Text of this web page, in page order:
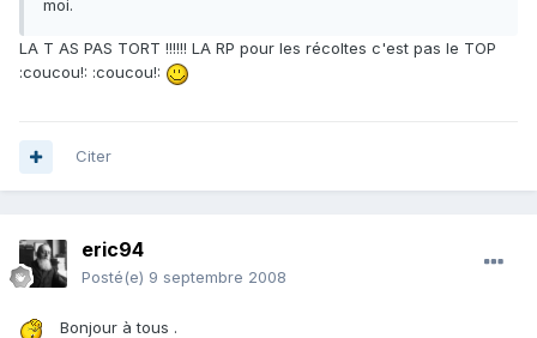
moi.
LA T AS PAS TORT !!!!!! LA RP pour les récoltes c'est pas le TOP
:coucou!: :coucou!:
Citer
eric94
Posté(e) 9 septembre 2008
Bonjour à tous .